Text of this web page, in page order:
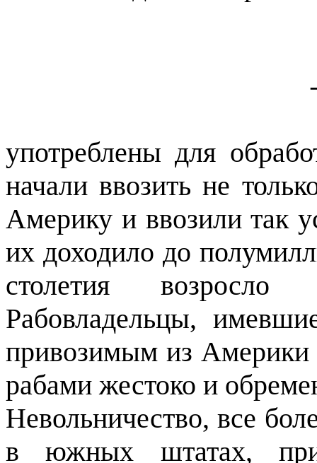
употреблены для
начали ввозить не
Америку и ввозили так
их доходило до
столетия
Рабовладельцы,
привозимым из
рабами жестоко и
Невольничество, все
в южных штатах,